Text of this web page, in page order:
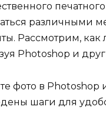
различными
Рассмотрим, как
Photoshop и
фото в Photoshop
шаги для